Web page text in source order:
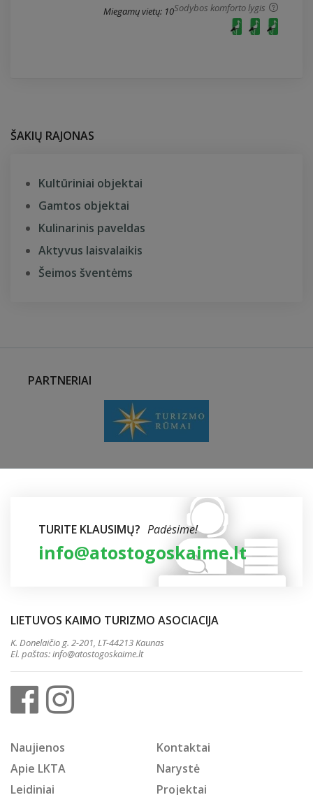
Sodybos komforto lygis
Miegamų vietų: 10
ŠAKIŲ RAJONAS
Kultūriniai objektai
Gamtos objektai
Kulinarinis paveldas
Aktyvus laisvalaikis
Šeimos šventėms
PARTNERIAI
TURITE KLAUSIMŲ? Padėsime!
info@atostogoskaime.lt
LIETUVOS KAIMO TURIZMO ASOCIACIJA
K. Donelaičio g. 2-201, LT-44213 Kaunas
El. paštas:info@atostogoskaime.lt
Naujienos
Kontaktai
Apie LKTA
Narystė
Leidiniai
Projektai